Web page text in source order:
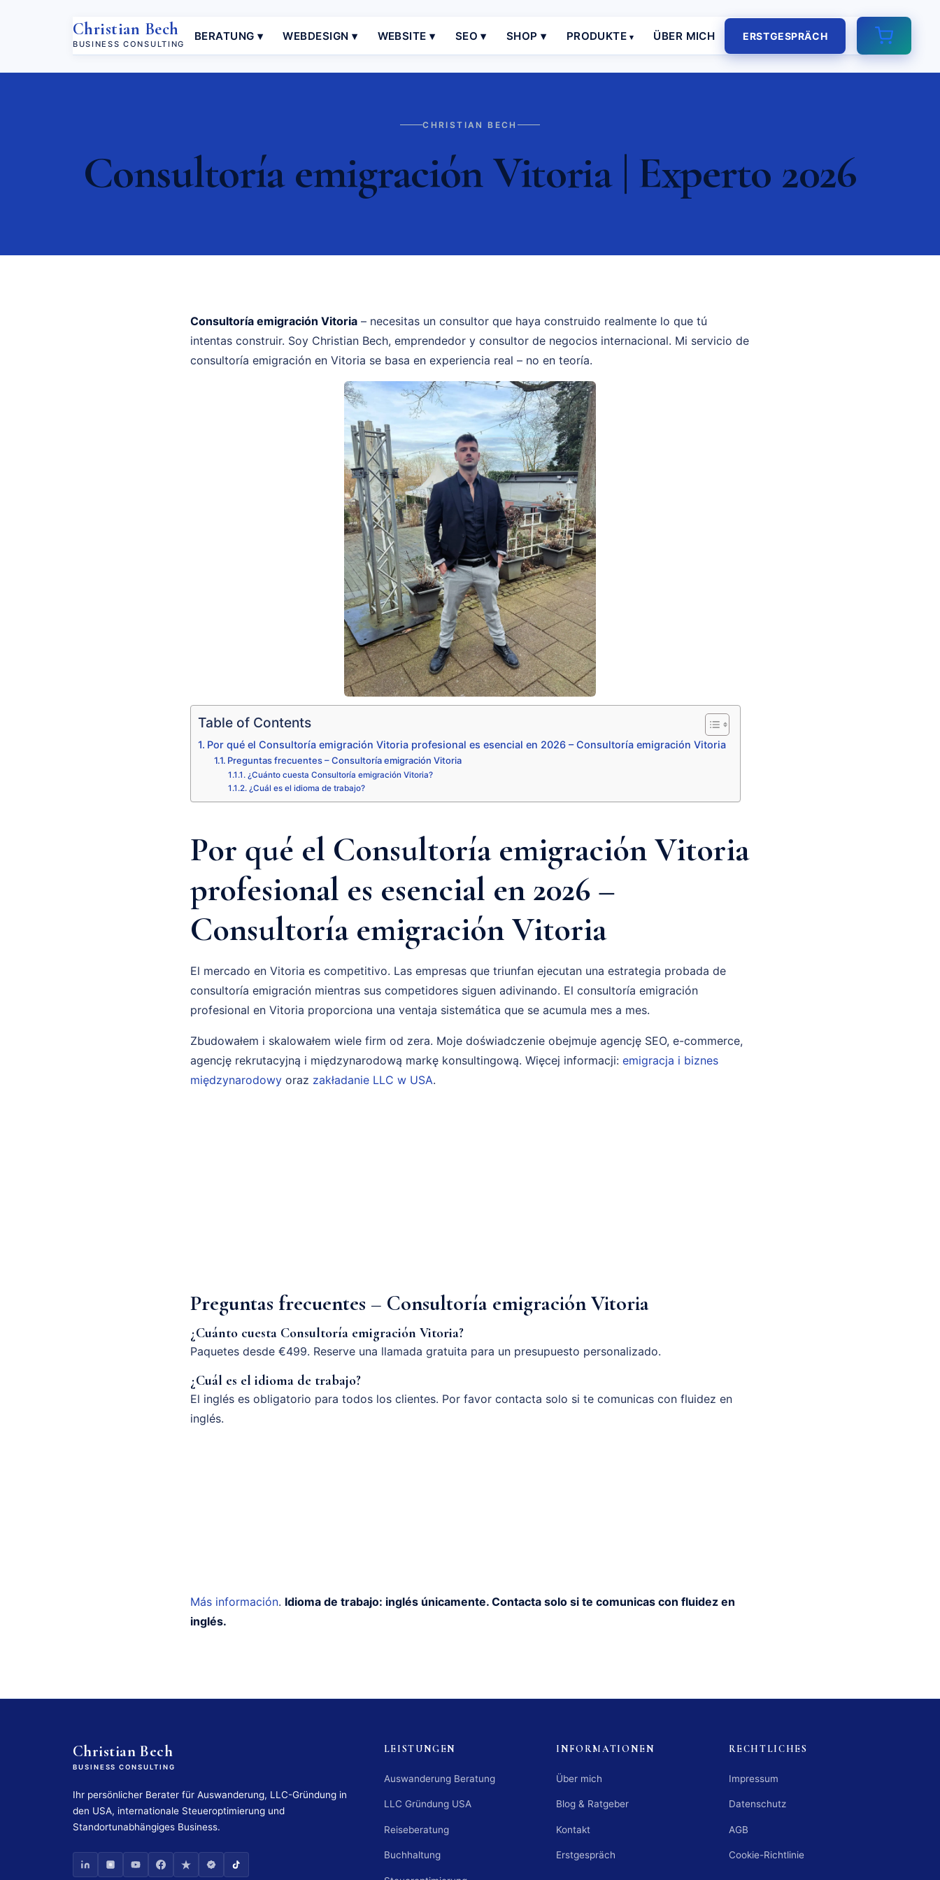
Christian Bech
BUSINESS CONSULTING
BERATUNG ▾ WEBDESIGN ▾ WEBSITE ▾ SEO ▾ SHOP ▾ PRODUKTE ÜBER MICH ERSTGESPRÄCH
CHRISTIAN BECH
Consultoría emigración Vitoria | Experto 2026
Consultoría emigración Vitoria – necesitas un consultor que haya construido realmente lo que tú
intentas construir. Soy Christian Bech, emprendedor y consultor de negocios internacional. Mi servicio de
consultoría emigración en Vitoria se basa en experiencia real – no en teoría.
Table of Contents
Por qué el Consultoría emigración Vitoria profesional es esencial en 2026 – Consultoría emigración Vitoria
Preguntas frecuentes – Consultoría emigración Vitoria
¿Cuánto cuesta Consultoría emigración Vitoria?
¿Cuál es el idioma de trabajo?
Por qué el Consultoría emigración Vitoria
profesional es esencial en 2026 –
Consultoría emigración Vitoria
El mercado en Vitoria es competitivo. Las empresas que triunfan ejecutan una estrategia probada de
consultoría emigración mientras sus competidores siguen adivinando. El consultoría emigración
profesional en Vitoria proporciona una ventaja sistemática que se acumula mes a mes.
Zbudowałem i skalowałem wiele firm od zera. Moje doświadczenie obejmuje agencję SEO, e-commerce,
agencję rekrutacyjną i międzynarodową markę konsultingową. Więcej informacji: emigracja i biznes
międzynarodowy oraz zakładanie LLC w USA.
Preguntas frecuentes – Consultoría emigración Vitoria
¿Cuánto cuesta Consultoría emigración Vitoria?
Paquetes desde €499. Reserve una llamada gratuita para un presupuesto personalizado.
¿Cuál es el idioma de trabajo?
El inglés es obligatorio para todos los clientes. Por favor contacta solo si te comunicas con fluidez en
inglés.
Más información. Idioma de trabajo: inglés únicamente. Contacta solo si te comunicas con fluidez en
inglés.
Christian Bech
BUSINESS CONSULTING
Ihr persönlicher Berater für Auswanderung, LLC-Gründung in
den USA, internationale Steueroptimierung und
Standortunabhängiges Business.
LEISTUNGEN
Auswanderung Beratung
LLC Gründung USA
Reiseberatung
Buchhaltung
INFORMATIONEN
Über mich
Blog & Ratgeber
Kontakt
Erstgespräch
RECHTLICHES
Impressum
Datenschutz
AGB
Cookie-Richtlinie